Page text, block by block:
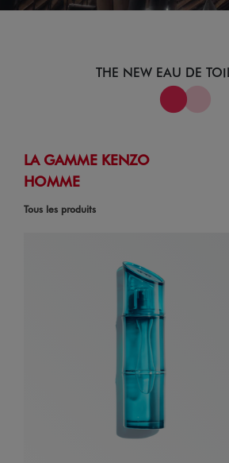
THE NEW EAU DE
LA GAMME KENZO
HOMME
Tous les produits